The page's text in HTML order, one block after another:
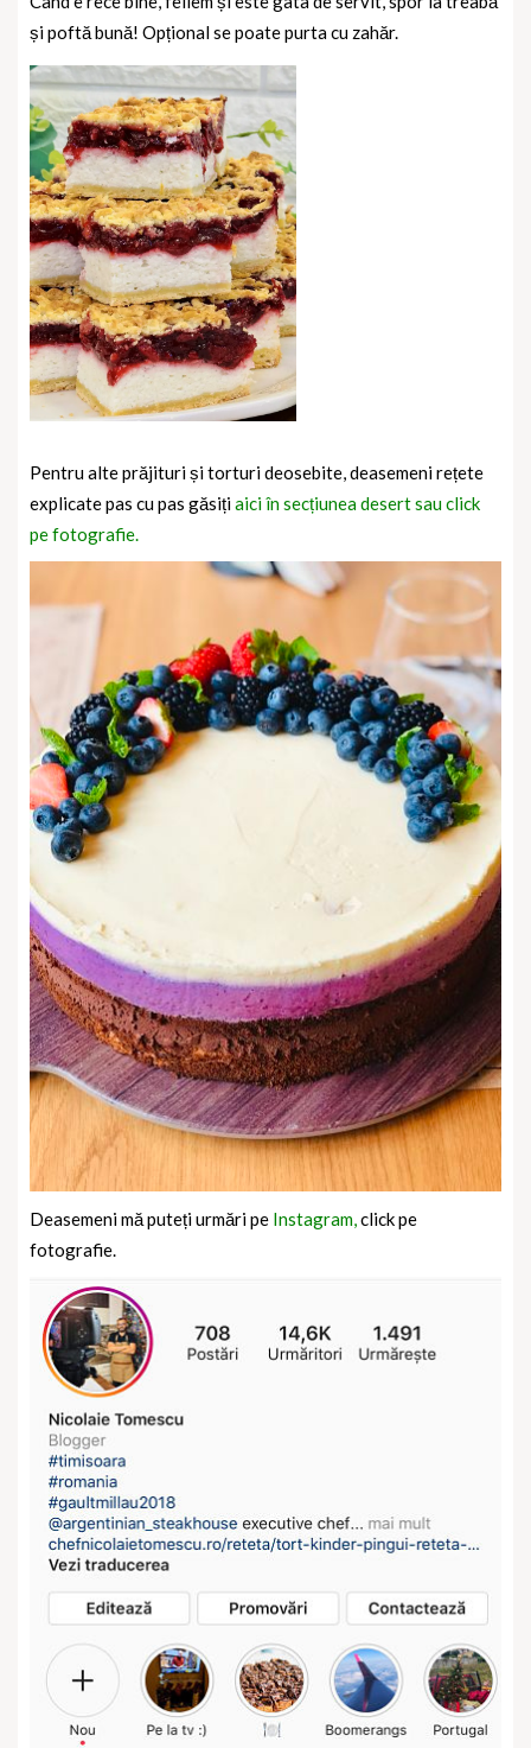
și poftă bună! Opțional se poate purta cu zahăr.
Pentru alte prăjituri și torturi deosebite, deasemeni rețete
explicate pas cu pas găsițiaici în secțiunea desert sau click
pe fotografie.
Deasemeni mă puteți urmări pe Instagram,click pe
fotografie.